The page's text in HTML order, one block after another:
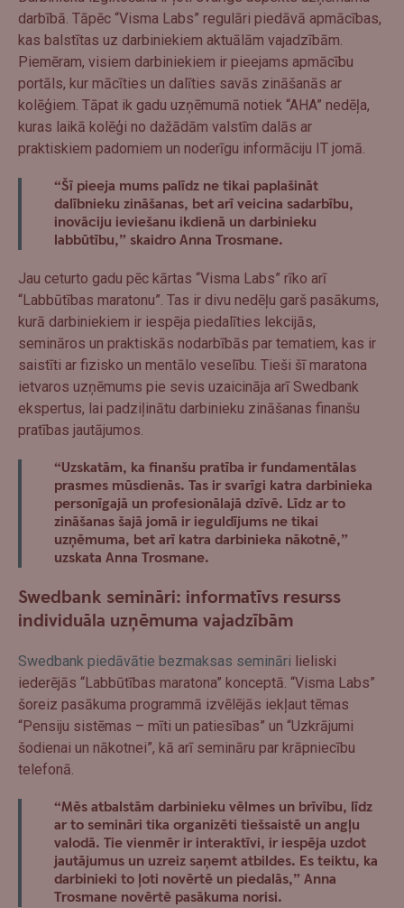
darbībā. Tāpēc “Visma Labs” regulāri piedāvā apmācības,
kas balstītas uz darbiniekiem aktuālām vajadzībām.
Piemēram, visiem darbiniekiem ir pieejams apmācību
portāls, kur mācīties un dalīties savās zināšanās ar
kolēģiem. Tāpat ik gadu uzņēmumā notiek “AHA” nedēļa,
kuras laikā kolēģi no dažādām valstīm dalās ar
praktiskiem padomiem un noderīgu informāciju IT jomā.
“Šī pieeja mums palīdz ne tikai paplašināt
dalībnieku zināšanas, bet arī veicina sadarbību,
inovāciju ieviešanu ikdienā un darbinieku
labbūtību,” skaidro Anna Trosmane.
Jau ceturto gadu pēc kārtas “Visma Labs” rīko arī
“Labbūtības maratonu”. Tas ir divu nedēļu garš pasākums,
kurā darbiniekiem ir iespēja piedalīties lekcijās,
semināros un praktiskās nodarbībās par tematiem, kas ir
saistīti ar fizisko un mentālo veselību. Tieši šī maratona
ietvaros uzņēmums pie sevis uzaicināja arī Swedbank
ekspertus, lai padziļinātu darbinieku zināšanas finanšu
pratības jautājumos.
“Uzskatām, ka finanšu pratība ir fundamentālas
prasmes mūsdienās. Tas ir svarīgi katra darbinieka
personīgajā un profesionālajā dzīvē. Līdz ar to
zināšanas šajā jomā ir ieguldījums ne tikai
uzņēmuma, bet arī katra darbinieka nākotnē,”
uzskata Anna Trosmane.
Swedbank semināri: informatīvs resurss
individuāla uzņēmuma vajadzībām
Swedbank piedāvātie bezmaksas semināri lieliski
iederējās “Labbūtības maratona” konceptā. “Visma Labs”
šoreiz pasākuma programmā izvēlējās iekļaut tēmas
“Pensiju sistēmas – mīti un patiesības” un “Uzkrājumi
šodienai un nākotnei”, kā arī semināru par krāpniecību
telefonā.
“Mēs atbalstām darbinieku vēlmes un brīvību, līdz
ar to semināri tika organizēti tiešsaistē un angļu
valodā. Tie vienmēr ir interaktīvi, ir iespēja uzdot
jautājumus un uzreiz saņemt atbildes. Es teiktu, ka
darbinieki to ļoti novērtē un piedalās,” Anna
Trosmane novērtē pasākuma norisi.